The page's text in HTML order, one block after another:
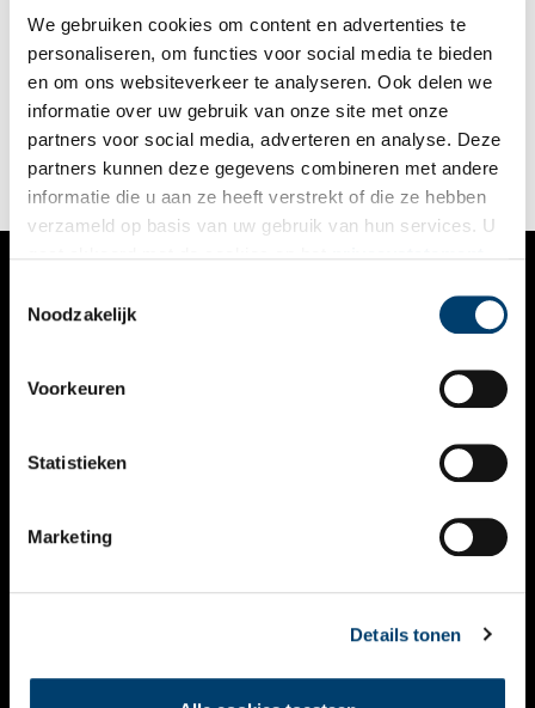
We gebruiken cookies om content en advertenties te
personaliseren, om functies voor social media te bieden
en om ons websiteverkeer te analyseren. Ook delen we
informatie over uw gebruik van onze site met onze
partners voor social media, adverteren en analyse. Deze
partners kunnen deze gegevens combineren met andere
informatie die u aan ze heeft verstrekt of die ze hebben
verzameld op basis van uw gebruik van hun services. U
Noodzakelijk
Voorkeuren
Statistieken
Marketing
Details tonen
Stichting Forten Nederland heeft op 22 januari 2026 met trots
de jaarlijkse Linie Awards uitgereikt tijdens een drukbezochte
bijeenkomst op Fort bij Rijnauwen te Bunnik. Onder toeziend
oog van ruim 100 erfgoedrelaties ontvingen twee mensen, die
zich namens hun organisatie inzetten voor het behoud en de
ontwikkeling van het verdedigingserfgoed in Nederland, een
award: Eveline Blok van Vereniging Natuurmonumenten én
Audrey Satoer van Fort Kijkduin.
3 min
VERHALEN
KALENDER
THEMA’S
VIDEO’S
CONTACT